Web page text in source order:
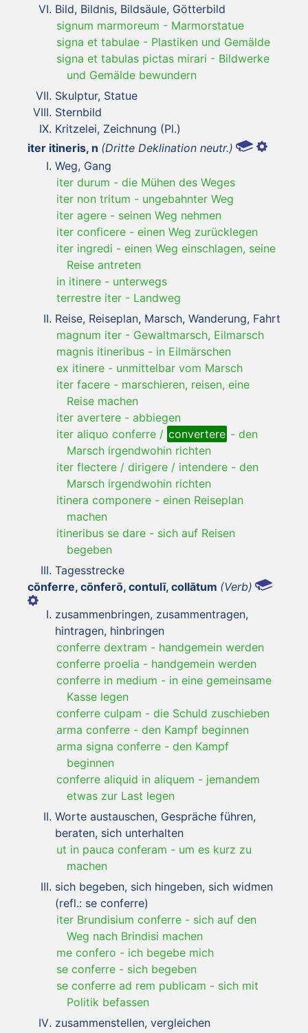
Bild, Bildnis, Bildsäule, Götterbild
signum marmoreum - Marmorstatue
signa et tabulae - Plastiken und Gemälde
signa et tabulas pictas mirari - Bildwerke
und Gemälde bewundern
Skulptur, Statue
Sternbild
Kritzelei, Zeichnung (Pl.)
iter itineris, n (Dritte Deklination neutr.)
Weg, Gang
iter durum - die Mühen des Weges
iter non tritum - ungebahnter Weg
iter agere - seinen Weg nehmen
iter conficere - einen Weg zurücklegen
iter ingredi - einen Weg einschlagen, seine
Reise antreten
in itinere - unterwegs
terrestre iter - Landweg
Reise, Reiseplan, Marsch, Wanderung, Fahrt
magnum iter - Gewaltmarsch, Eilmarsch
magnis itineribus - in Eilmärschen
ex itinere - unmittelbar vom Marsch
iter facere - marschieren, reisen, eine
Reise machen
iter avertere - abbiegen
iter aliquo conferre / convertere - den
Marsch irgendwohin richten
iter flectere / dirigere / intendere - den
Marsch irgendwohin richten
itinera componere - einen Reiseplan
machen
itineribus se dare - sich auf Reisen
begeben
Tagesstrecke
cōnferre, cōnferō, contulī, collātum (Verb)
zusammenbringen, zusammentragen,
hintragen, hinbringen
conferre dextram - handgemein werden
conferre proelia - handgemein werden
conferre in medium - in eine gemeinsame
Kasse legen
conferre culpam - die Schuld zuschieben
arma conferre - den Kampf beginnen
arma signa conferre - den Kampf
beginnen
conferre aliquid in aliquem - jemandem
etwas zur Last legen
Worte austauschen, Gespräche führen,
beraten, sich unterhalten
ut in pauca conferam - um es kurz zu
machen
sich begeben, sich hingeben, sich widmen
(refl.: se conferre)
iter Brundisium conferre - sich auf den
Weg nach Brindisi machen
me confero - ich begebe mich
se conferre - sich begeben
se conferre ad rem publicam - sich mit
Politik befassen
zusammenstellen, vergleichen